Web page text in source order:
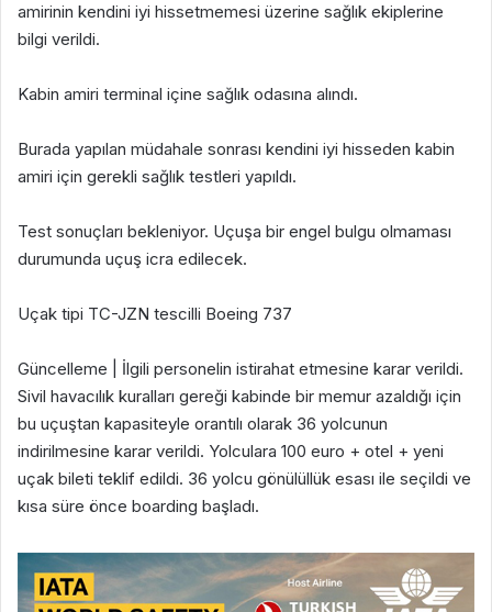
amirinin kendini iyi hissetmemesi üzerine sağlık ekiplerine
bilgi verildi.
Kabin amiri terminal içine sağlık odasına alındı.
Burada yapılan müdahale sonrası kendini iyi hisseden kabin
amiri için gerekli sağlık testleri yapıldı.
Test sonuçları bekleniyor. Uçuşa bir engel bulgu olmaması
durumunda uçuş icra edilecek.
Uçak tipi TC-JZN tescilli Boeing 737
Güncelleme | İlgili personelin istirahat etmesine karar verildi.
Sivil havacılık kuralları gereği kabinde bir memur azaldığı için
bu uçuştan kapasiteyle orantılı olarak 36 yolcunun
indirilmesine karar verildi. Yolculara 100 euro + otel + yeni
uçak bileti teklif edildi. 36 yolcu gönülüllük esası ile seçildi ve
kısa süre önce boarding başladı.